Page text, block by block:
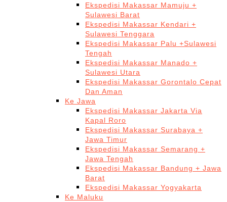
Ekspedisi Makassar Mamuju +
Sulawesi Barat
Ekspedisi Makassar Kendari +
Sulawesi Tenggara
Ekspedisi Makassar Palu +Sulawesi
Tengah
Ekspedisi Makassar Manado +
Sulawesi Utara
Ekspedisi Makassar Gorontalo Cepat
Dan Aman
Ke Jawa
Ekspedisi Makassar Jakarta Via
Kapal Roro
Ekspedisi Makassar Surabaya +
Jawa Timur
Ekspedisi Makassar Semarang +
Jawa Tengah
Ekspedisi Makassar Bandung + Jawa
Barat
Ekspedisi Makassar Yogyakarta
Ke Maluku